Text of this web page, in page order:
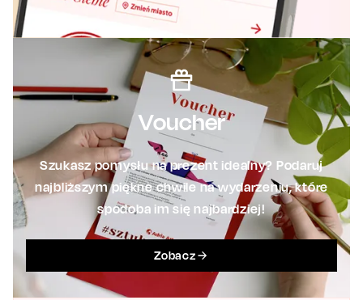
Voucher
Szukasz pomysłu na prezent idealny? Podaruj
najbliższym piękne chwile na wydarzeniu, które
spodoba im się najbardziej!
Zobacz